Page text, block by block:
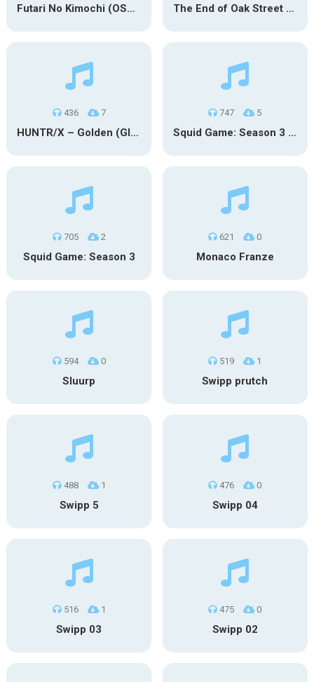
Futari No Kimochi (OST Inuyasha) The End of Oak Street Trailer
436 7
HUNTR/X – Golden (Glowin’ Version)
747 5
Squid Game: Season 3 | Final Games
705 2
Squid Game: Season 3
621 0
Monaco Franze
594 0
Sluurp
519 1
Swipp prutch
488 1
Swipp 5
476 0
Swipp 04
516 1
Swipp 03
475 0
Swipp 02